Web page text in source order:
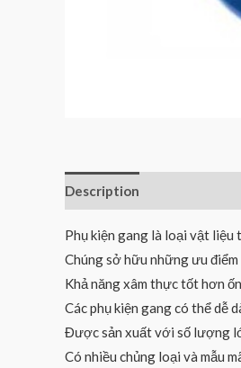
Description
Phụ kiện gang là loại vật
Chúng sở hữu những ưu
Khả năng xâm thực tốt hơn
Các phụ kiện gang có thể dễ
Được sản xuất với số lượng
Có nhiều chủng loại và mẫu